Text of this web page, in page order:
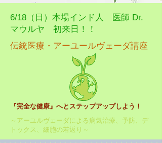
6/18（日）本場インド人 医師 Dr.
マウルヤ 初来日！！
​伝統医療・アーユールヴェーダ講座
『完全な健康』へとステップアップしよう！
～アーユルヴェーダによる病気治療、予防、デ
トックス、細胞の若返り～